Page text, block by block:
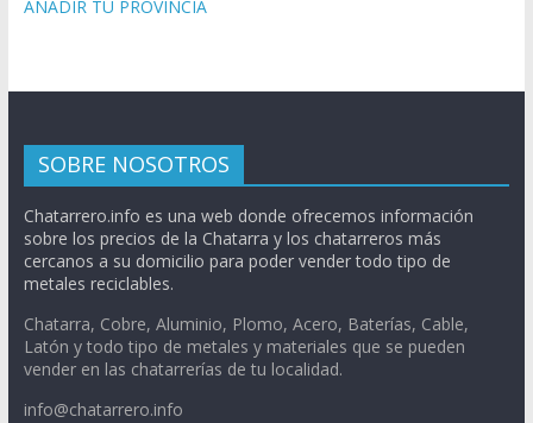
AÑADIR TU PROVINCIA
SOBRE NOSOTROS
Chatarrero.info es una web donde ofrecemos información
sobre los precios de la Chatarra y los chatarreros más
cercanos a su domicilio para poder vender todo tipo de
metales reciclables.
Chatarra, Cobre, Aluminio, Plomo, Acero, Baterías, Cable,
Latón y todo tipo de metales y materiales que se pueden
vender en las chatarrerías de tu localidad.
info@chatarrero.info